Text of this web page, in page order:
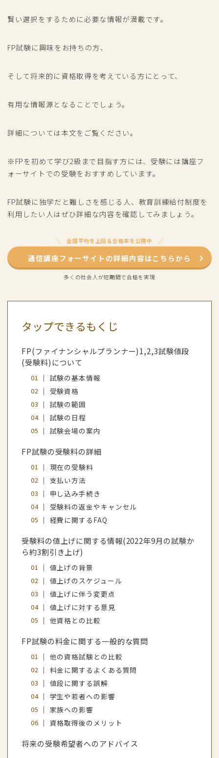
賢い選択をするために必要な情報が満載です。
FP試験に興味をお持ちの方、
そして将来的に資格取得を考えている方にとって、
有用な情報源となることでしょう。
詳細については本文をご覧ください。
※FPを初めて学び2級まで目指す方には、受験には講座フ
ォーサイトでの受験をおすすめしています。
FP試験に独学だと難しさを感じる人、教育訓練給付制度を
利用したい人はぜひ詳細な内容を確認してみましょう。
全国平均を上回る合格率を公開中
通信講座フォーサイトの詳細内容はこちらから
多くの社会人が短期間で合格を実現
タップできるもくじ
FP(ファイナンシャルプランナー)1,2,3試験値段
(受験料)について
試験の基本情報
受験資格
試験の範囲
試験の日程
試験会場の案内
FP試験の受験料の詳細
現在の受験料
支払い方法
申し込み手続き
受験料の返金やキャンセル
経費に関するFAQ
受験料の値上げに関する情報(2022年9月の試験か
ら約3割引き上げ)
値上げの背景
値上げのスケジュール
値上げに伴う変更点
値上げに対する意見
他資格との比較
FP試験の料金に関する一般的な質問
他の資格試験との比較
料金に関するよくある質問
値段に関する誤解
学生や若者への影響
家族への影響
資格取得後のメリット
将来の受験希望者へのアドバイス